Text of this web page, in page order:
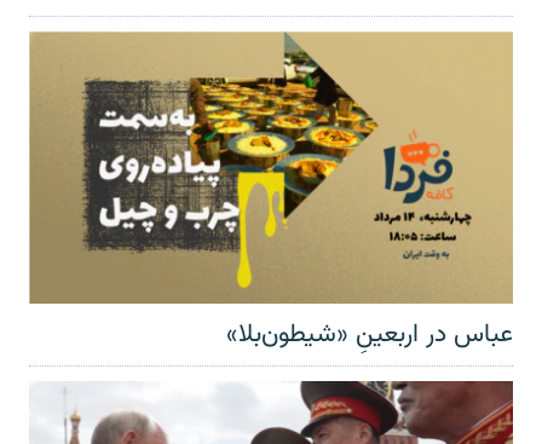
عباس در اربعینِ «شیطون‌بلا»